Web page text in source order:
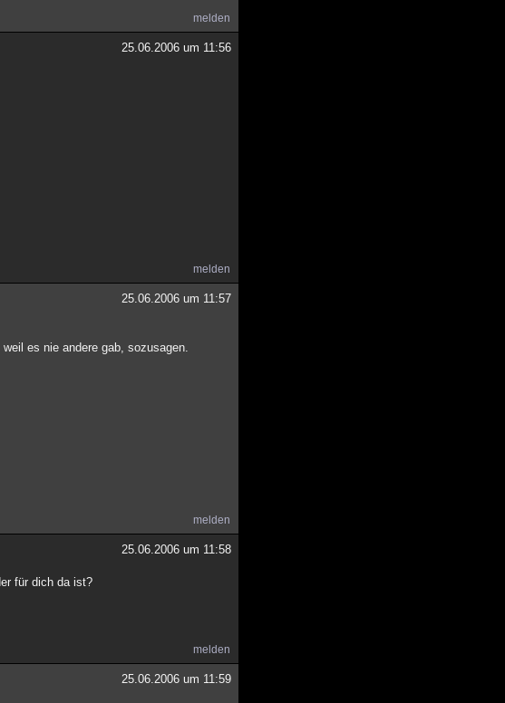
melden
25.06.2006 um 11:56
melden
25.06.2006 um 11:57
es nie andere gab, sozusagen.
melden
25.06.2006 um 11:58
für dich da ist?
melden
25.06.2006 um 11:59